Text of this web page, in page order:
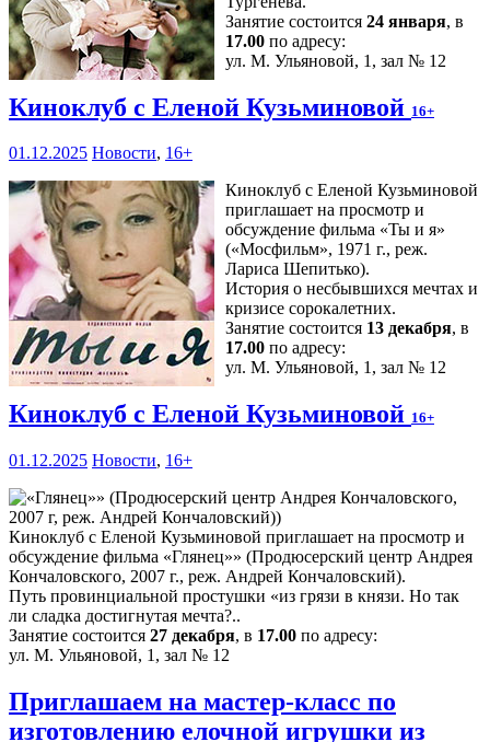
Занятие состоится 24 января, в
17.00 по адресу:
ул. М. Ульяновой, 1, зал № 12
Киноклуб с Еленой Кузьминовой 16+
01.12.2025 Новости, 16+
Киноклуб с Еленой Кузьминовой
приглашает на просмотр и
обсуждение фильма «Ты и я»
(«Мосфильм», 1971 г., реж.
Лариса Шепитько).
История о несбывшихся мечтах и
кризисе сорокалетних.
Занятие состоится 13 декабря, в
17.00 по адресу:
ул. М. Ульяновой, 1, зал № 12
Киноклуб с Еленой Кузьминовой 16+
01.12.2025 Новости, 16+
Киноклуб с Еленой Кузьминовой приглашает на просмотр и
обсуждение фильма «Глянец»» (Продюсерский центр Андрея
Кончаловского, 2007 г., реж. Андрей Кончаловский).
Путь провинциальной простушки «из грязи в князи. Но так
ли сладка достигнутая мечта?..
Занятие состоится 27 декабря, в 17.00 по адресу:
ул. М. Ульяновой, 1, зал № 12
Приглашаем на мастер-класс по
изготовлению елочной игрушки из